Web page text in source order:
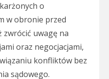
o
w obronie przed
uwagę na
oraz negocjacjami,
konfliktów bez
sądowego.